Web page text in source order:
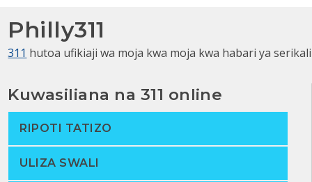
Philly311
311 hutoa ufikiaji wa moja kwa moja kwa habari ya
Kuwasiliana na 311 online
RIPOTI TATIZO
ULIZA SWALI